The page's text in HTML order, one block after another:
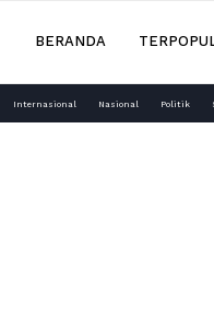
BERANDA
Internasional Nasional Politik